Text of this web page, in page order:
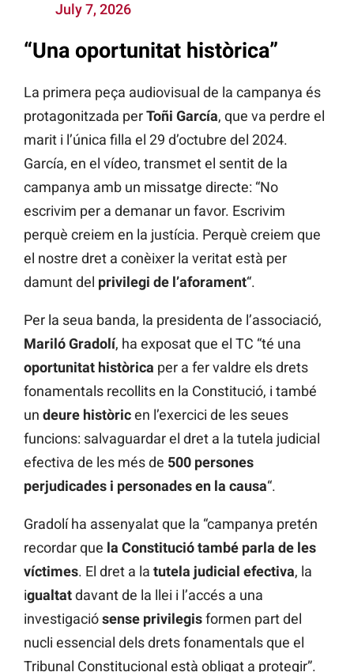
July 7, 2026
“Una oportunitat històrica”
La primera peça audiovisual de la campanya és
protagonitzada perToñi García, que va perdre el
marit i l’única filla el 29 d’octubre del 2024.
García, en el vídeo, transmet el sentit de la
campanya amb un missatge directe: “No
escrivim per a demanar un favor. Escrivim
perquè creiem en la justícia. Perquè creiem que
el nostre dret a conèixer la veritat està per
damunt del privilegi de l’aforament“.
Per la seua banda, la presidenta de l’associació,
Mariló Gradolí, ha exposat que el TC “té una
oportunitat històrica per a fer valdre els drets
fonamentals recollits en la Constitució, i també
un deure històricen l’exercici de les seues
funcions: salvaguardar el dret a la tutela judicial
efectiva de les més de 500 persones
perjudicades i personades en la causa“.
Gradolí ha assenyalat que la “campanya pretén
recordar que la Constitució també parla de les
víctimes. El dret a la tutela judicial efectiva, la
igualtatdavant de la llei i l’accés a una
investigaciósense privilegisformen part del
nucli essencial dels drets fonamentals que el
Tribunal Constitucional està obligat a protegir”.